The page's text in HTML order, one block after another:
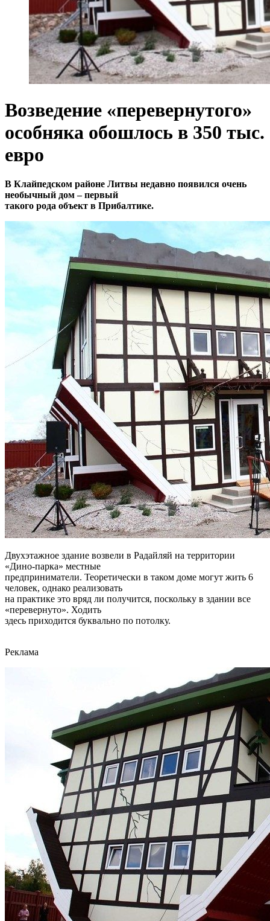
Возведение «перевернутого»
особняка обошлось в 350 тыс.
евро
В Клайпедском районе Литвы недавно появился очень
необычный дом – первый
такого рода объект в Прибалтике.
Двухэтажное здание возвели в Радайляй на территории
«Дино-парка» местные
предприниматели. Теоретически в таком доме могут жить 6
человек, однако реализовать
на практике это вряд ли получится, поскольку в здании все
«перевернуто». Ходить
здесь приходится буквально по потолку.
Реклама